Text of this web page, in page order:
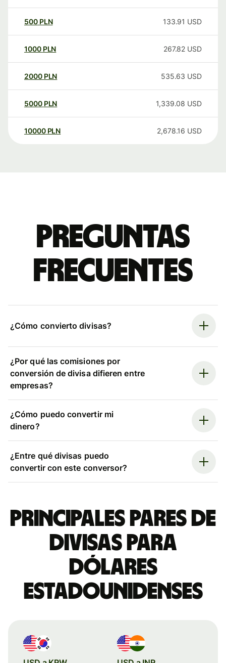
500 PLN 133.91 USD
1000 PLN 267.82 USD
2000 PLN 535.63 USD
5000 PLN 1,339.08 USD
10000 PLN 2,678.16 USD
Preguntas
frecuentes
¿Cómo convierto divisas?
¿Por qué las comisiones por
conversión de divisa difieren entre
empresas?
¿Cómo puedo convertir mi
dinero?
¿Entre qué divisas puedo
convertir con este conversor?
Principales pares de
divisas para
dólares
estadounidenses